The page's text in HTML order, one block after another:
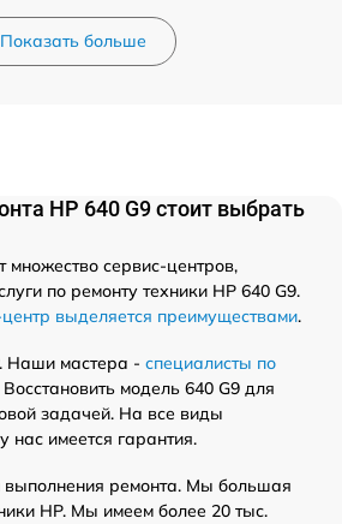
Показать больше
HP 640 G9 стоит выбрать
множество сервис-центров,
по ремонту техники HP 640 G9.
выделяется преимуществами.
Наши мастера - специалисты по
Восстановить модель 640 G9 для
задачей. На все виды
нас имеется гарантия.
ремонта. Мы большая
HP. Мы имеем более 20 тыс.